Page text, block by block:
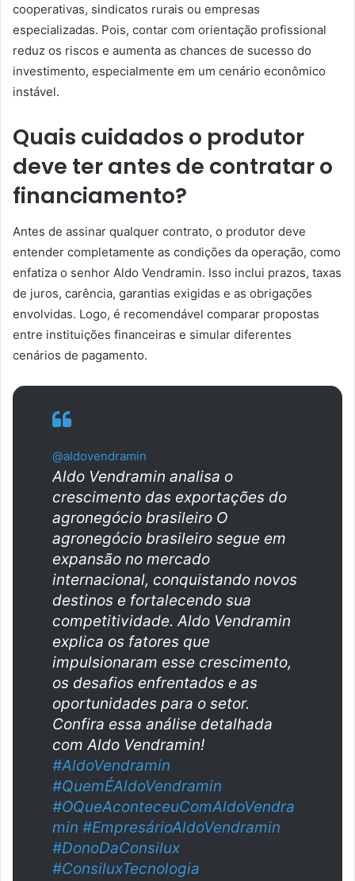
cooperativas, sindicatos rurais ou empresas
especializadas. Pois, contar com orientação profissional
reduz os riscos e aumenta as chances de sucesso do
investimento, especialmente em um cenário econômico
instável.
Quais cuidados o produtor
deve ter antes de contratar o
financiamento?
Antes de assinar qualquer contrato, o produtor deve
entender completamente as condições da operação, como
enfatiza o senhor Aldo Vendramin. Isso inclui prazos, taxas
de juros, carência, garantias exigidas e as obrigações
envolvidas. Logo, é recomendável comparar propostas
entre instituições financeiras e simular diferentes
cenários de pagamento.
@aldovendramin
Aldo Vendramin analisa o
crescimento das exportações do
agronegócio brasileiro O
agronegócio brasileiro segue em
expansão no mercado
internacional, conquistando novos
destinos e fortalecendo sua
competitividade. Aldo Vendramin
explica os fatores que
impulsionaram esse crescimento,
os desafios enfrentados e as
oportunidades para o setor.
Confira essa análise detalhada
com Aldo Vendramin!
#AldoVendramin
#QuemÉAldoVendramin
#OQueAconteceuComAldoVendra
min #EmpresárioAldoVendramin
#DonoDaConsilux
#ConsiluxTecnologia